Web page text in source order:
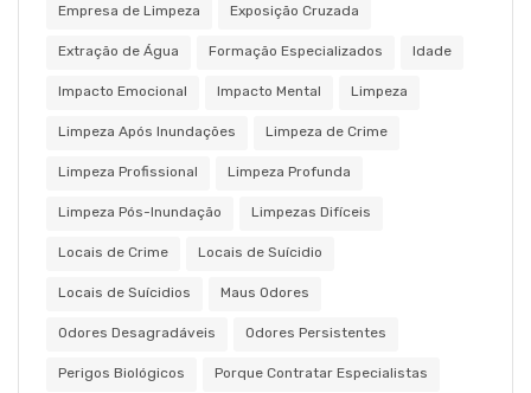
Empresa de Limpeza Exposição Cruzada
Extração de Água Formação Especializados Idade
Impacto Emocional Impacto Mental Limpeza
Limpeza Após Inundações Limpeza de Crime
Limpeza Profissional Limpeza Profunda
Limpeza Pós-Inundação Limpezas Difíceis
Locais de Crime Locais de Suícidio
Locais de Suícidios Maus Odores
Odores Desagradáveis Odores Persistentes
Perigos Biológicos Porque Contratar Especialistas